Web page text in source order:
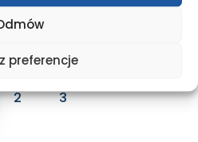
preferencje
Page
Page
2 Page
3